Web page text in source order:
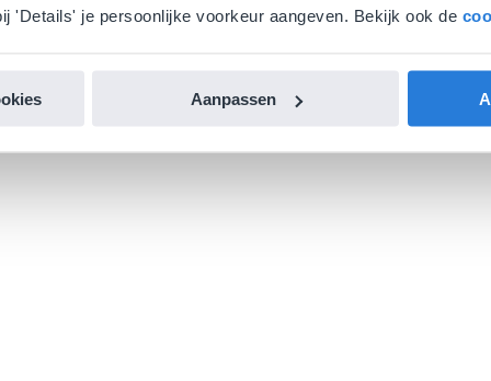
'Details' je persoonlijke voorkeur aangeven. Bekijk ook de
Aanpassen